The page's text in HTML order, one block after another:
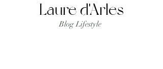
Laure d'Arles
Blog Lifestyle